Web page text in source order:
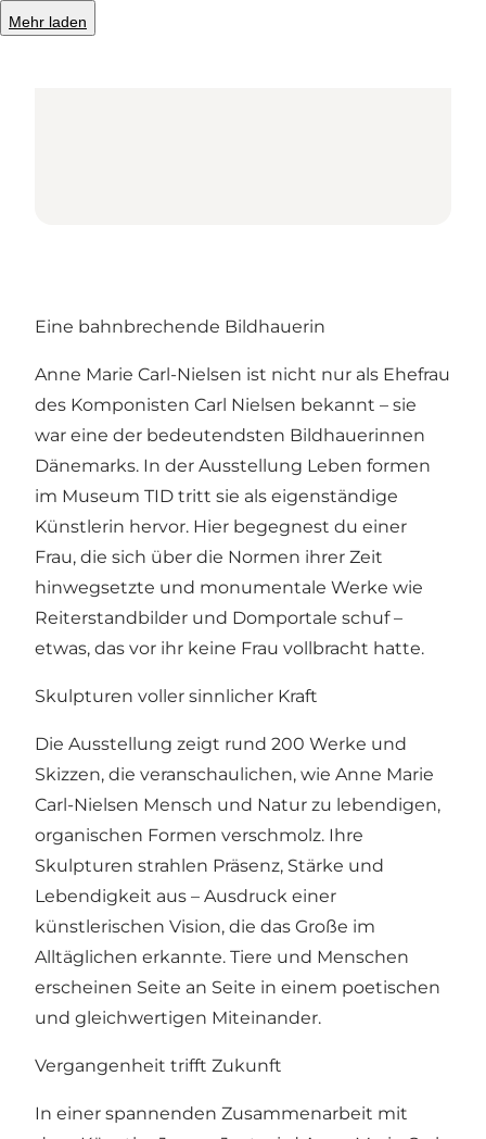
Mehr laden
Eine bahnbrechende Bildhauerin
Anne Marie Carl-Nielsen ist nicht nur als Ehefrau
des Komponisten Carl Nielsen bekannt – sie
war eine der bedeutendsten Bildhauerinnen
Dänemarks. In der Ausstellung Leben formen
im Museum TID tritt sie als eigenständige
Künstlerin hervor. Hier begegnest du einer
Frau, die sich über die Normen ihrer Zeit
hinwegsetzte und monumentale Werke wie
Reiterstandbilder und Domportale schuf –
etwas, das vor ihr keine Frau vollbracht hatte.
Skulpturen voller sinnlicher Kraft
Die Ausstellung zeigt rund 200 Werke und
Skizzen, die veranschaulichen, wie Anne Marie
Carl-Nielsen Mensch und Natur zu lebendigen,
organischen Formen verschmolz. Ihre
Skulpturen strahlen Präsenz, Stärke und
Lebendigkeit aus – Ausdruck einer
künstlerischen Vision, die das Große im
Alltäglichen erkannte. Tiere und Menschen
erscheinen Seite an Seite in einem poetischen
und gleichwertigen Miteinander.
Vergangenheit trifft Zukunft
In einer spannenden Zusammenarbeit mit